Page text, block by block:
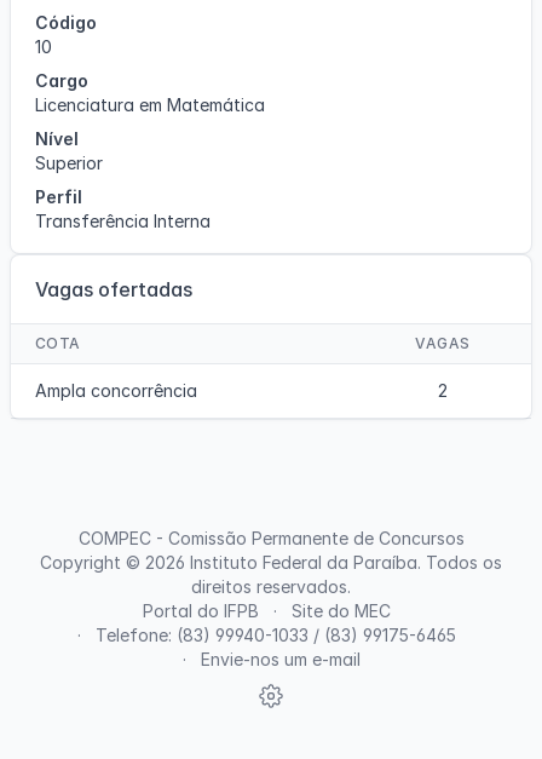
Código
10
Cargo
Licenciatura em Matemática
Nível
Superior
Perfil
Transferência Interna
Vagas ofertadas
COTA VAGAS
Ampla concorrência 2
Portal do IFPB
Site do MEC
Telefone: (83) 99940-1033 / (83) 99175-6465
Envie-nos um e-mail
COMPEC - Comissão Permanente de Concursos
Copyright © 2026 Instituto Federal da Paraíba. Todos os
direitos reservados.